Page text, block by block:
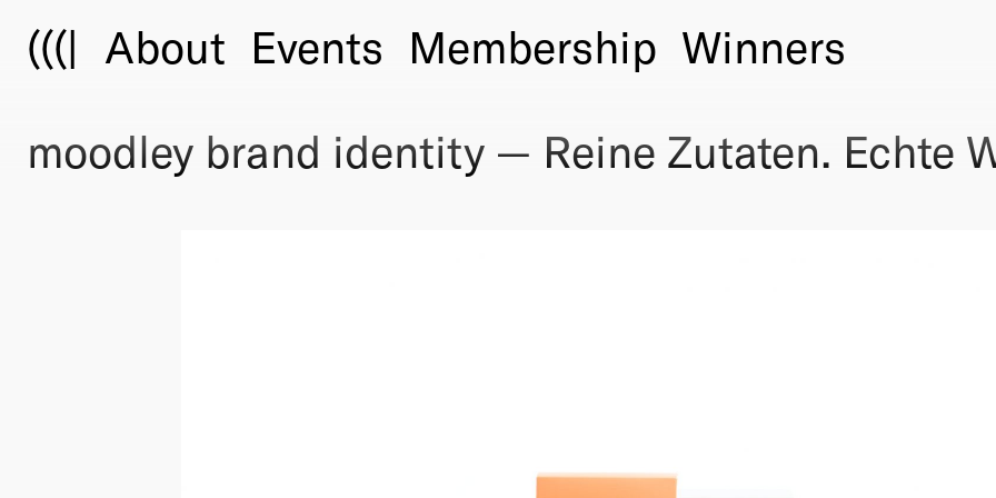
(((| About Events Membership Winners
moodley brand identity — Reine Zutaten. Echte